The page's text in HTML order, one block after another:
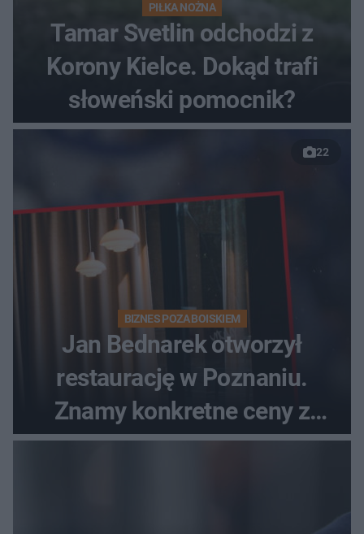
PIŁKA NOŻNA
Tamar Svetlin odchodzi z
Korony Kielce. Dokąd trafi
słoweński pomocnik?
22
BIZNES POZA BOISKIEM
Jan Bednarek otworzył
restaurację w Poznaniu.
Znamy konkretne ceny z
menu